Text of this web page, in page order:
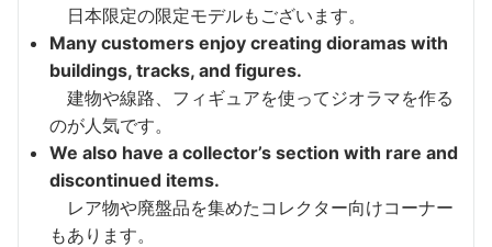
日本限定の限定モデルもございます。
Many customers enjoy creating dioramas with
buildings, tracks, and figures.
建物や線路、フィギュアを使ってジオラマを作る
のが人気です。
We also have a collector’s section with rare and
discontinued items.
レア物や廃盤品を集めたコレクター向けコーナー
もあります。